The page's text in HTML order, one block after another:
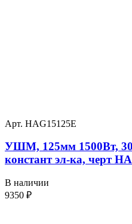
Арт. HAG15125E
УШМ, 125мм 1500Вт,
констант эл-ка, черт
В наличии
9350 ₽